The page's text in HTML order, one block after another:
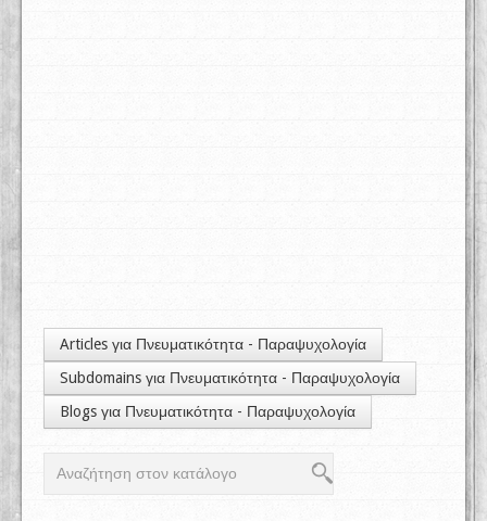
Articles για Πνευματικότητα - Παραψυχολογία
Subdomains για Πνευματικότητα - Παραψυχολογία
Blogs για Πνευματικότητα - Παραψυχολογία